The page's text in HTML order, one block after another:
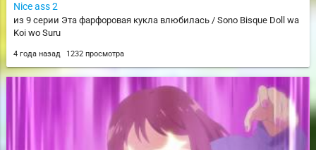
Nice ass 2
из 9 серии Эта фарфоровая кукла влюбилась / Sono Bisque Doll wa
Koi wo Suru
4 года назад 1232 просмотра